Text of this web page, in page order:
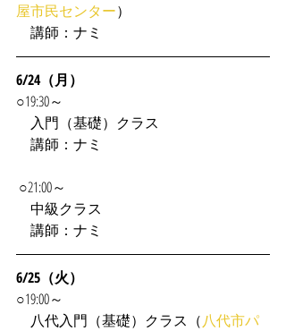
屋市民センター）
講師：ナミ
6/24（月）
○19:30～
入門（基礎）クラス
講師：ナミ
○21:00～
中級クラス
講師：ナミ
6/25（火）
○19:00～
八代入門（基礎）クラス（八代市パ